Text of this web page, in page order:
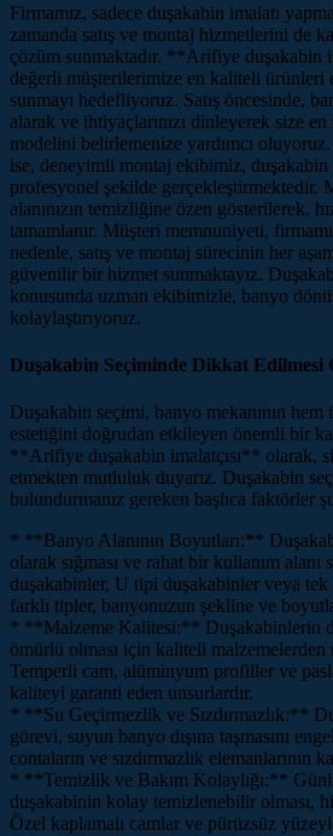
Firmamız, sadece duşakabin imalatı
zamanda satış ve montaj hizmetlerini de
çözüm sunmaktadır. **Arifiye duşakabin
değerli müşterilerimize en kaliteli ürünleri
sunmayı hedefliyoruz. Satış öncesinde,
alarak ve ihtiyaçlarınızı dinleyerek size
modelini belirlemenize yardımcı
ise, deneyimli montaj ekibimiz, duşakabin
profesyonel şekilde gerçekleştirmektedir.
alanınızın temizliğine özen gösterilerek,
tamamlanır. Müşteri memnuniyeti,
nedenle, satış ve montaj sürecinin her
güvenilir bir hizmet sunmaktayız.
konusunda uzman ekibimizle, banyo
kolaylaştırıyoruz.
Duşakabin Seçiminde Dikkat Edilmesi
Duşakabin seçimi, banyo mekanının
estetiğini doğrudan etkileyen önemli bir
**Arifiye duşakabin imalatçısı** olarak,
etmekten mutluluk duyarız. Duşakabin
bulundurmanız gereken başlıca faktörler
* **Banyo Alanının Boyutları:**
olarak sığması ve rahat bir kullanım
duşakabinler, U tipi duşakabinler veya
farklı tipler, banyonuzun şekline ve
* **Malzeme Kalitesi:** Duşakabinlerin
ömürlü olması için kaliteli malzemelerden
Temperli cam, alüminyum profiller ve
kaliteyi garanti eden unsurlardır.
* **Su Geçirmezlik ve Sızdırmazlık:**
görevi, suyun banyo dışına taşmasını
contaların ve sızdırmazlık elemanlarının
* **Temizlik ve Bakım Kolaylığı:**
duşakabinin kolay temizlenebilir olması,
Özel kaplamalı camlar ve pürüzsüz